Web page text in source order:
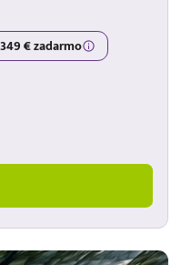
349 € zadarmo